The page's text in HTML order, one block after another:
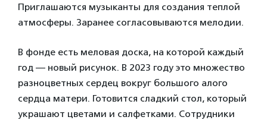
Приглашаются музыканты для создания теплой
атмосферы. Заранее согласовываются мелодии.
В фонде есть меловая доска, на которой каждый
год — новый рисунок. В 2023 году это множество
разноцветных сердец вокруг большого алого
сердца матери. Готовится сладкий стол, который
украшают цветами и салфетками. Сотрудники